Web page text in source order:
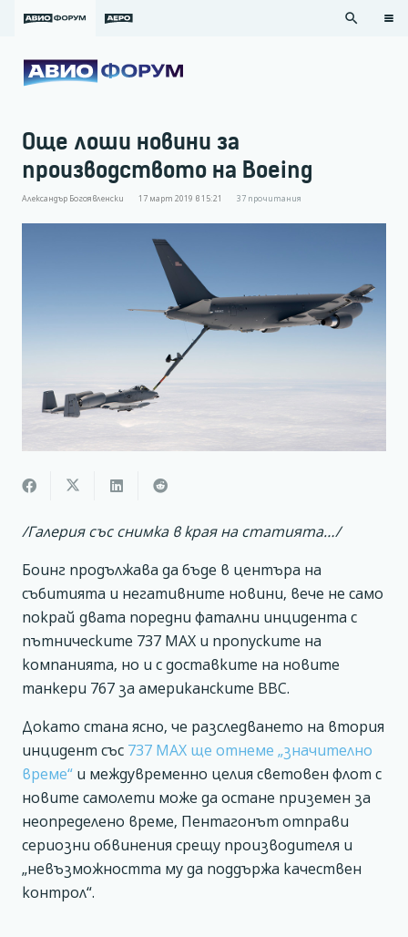
search
Още лоши новини за
производството на Boeing
Александър Богоявленски 17 март 2019 в 15:21 37 прочитания
/Галерия със снимка в края на статията…/
Боинг продължава да бъде в центъра на
събитията и негативните новини, вече не само
покрай двата поредни фатални инцидента с
пътническите 737 MAX и пропуските на
компанията, но и с доставките на новите
танкери 767 за американските ВВС.
Докато стана ясно, че разследването на втория
инцидент със 737 MAX ще отнеме „значително
време“ и междувременно целия световен флот с
новите самолети може да остане приземен за
неопределено време, Пентагонът отправи
сериозни обвинения срещу производителя и
„невъзможността му да поддържа качествен
контрол“.